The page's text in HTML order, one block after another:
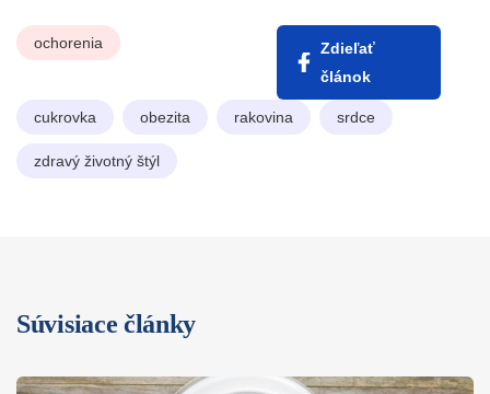
ochorenia
Zdieľať
článok
cukrovka obezita rakovina srdce
zdravý životný štýl
Súvisiace články